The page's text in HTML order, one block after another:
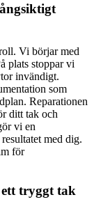
Vi börjar med
plats stoppar vi
invändigt.
som
Reparationen
ditt tak och
vi en
med dig.
för
tryggt tak